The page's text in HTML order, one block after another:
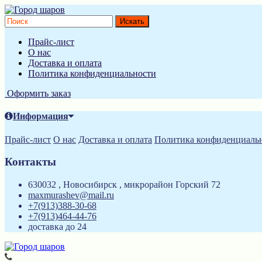
Прайс-лист
О нас
Доставка и оплата
Политика конфиденциальности
Оформить заказ
Информация
Прайс-лист О нас Доставка и оплата Политика
Контакты
630032 , Новосибирск , микрорайон Горский 72
maxmurashev@mail.ru
+7(913)388-30-68
+7(913)464-44-76
доставка до 24